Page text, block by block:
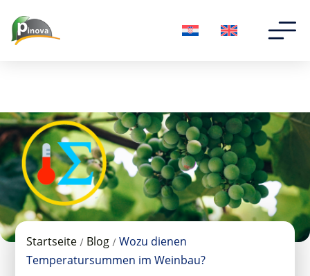
Startseite / Blog / Wozu dienen
Temperatursummen im Weinbau?